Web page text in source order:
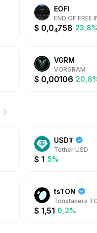
EOFI
END OF FREE
$ 0,04758
VGRM
VORGRAM
$ 0,00106
USD₮
Tether USD
$ 1 5%
tsTON
Tonstakers
$ 1,51 0,2%